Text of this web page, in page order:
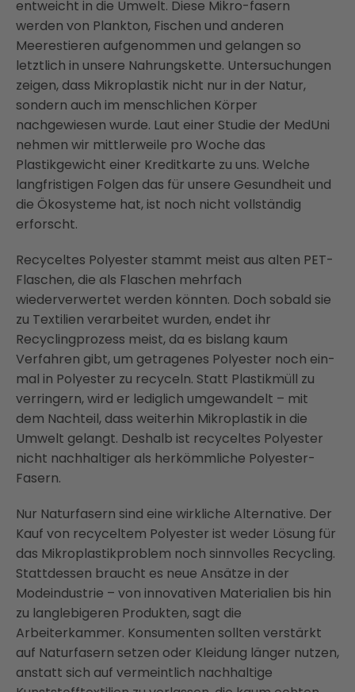
entweicht in die Umwelt. Diese Mikro-fasern
werden von Plankton, Fischen und anderen
Meerestieren aufgenommen und gelangen so
letztlich in unsere Nahrungskette. Untersuchungen
zeigen, dass Mikroplastik nicht nur in der Natur,
sondern auch im menschlichen Körper
nachgewiesen wurde. Laut einer Studie der MedUni
nehmen wir mittlerweile pro Woche das
Plastikgewicht einer Kreditkarte zu uns. Welche
langfristigen Folgen das für unsere Gesundheit und
die Ökosysteme hat, ist noch nicht vollständig
erforscht.
Recyceltes Polyester stammt meist aus alten PET-
Flaschen, die als Flaschen mehrfach
wiederverwertet werden könnten. Doch sobald sie
zu Textilien verarbeitet wurden, endet ihr
Recyclingprozess meist, da es bislang kaum
Verfahren gibt, um getragenes Polyester noch ein-
mal in Polyester zu recyceln. Statt Plastikmüll zu
verringern, wird er lediglich umgewandelt – mit
dem Nachteil, dass weiterhin Mikroplastik in die
Umwelt gelangt. Deshalb ist recyceltes Polyester
nicht nachhaltiger als herkömmliche Polyester-
Fasern.
Nur Naturfasern sind eine wirkliche Alternative. Der
Kauf von recyceltem Polyester ist weder Lösung für
das Mikroplastikproblem noch sinnvolles Recycling.
Stattdessen braucht es neue Ansätze in der
Modeindustrie – von innovativen Materialien bis hin
zu langlebigeren Produkten, sagt die
Arbeiterkammer. Konsumenten sollten verstärkt
auf Naturfasern setzen oder Kleidung länger nutzen,
anstatt sich auf vermeintlich nachhaltige